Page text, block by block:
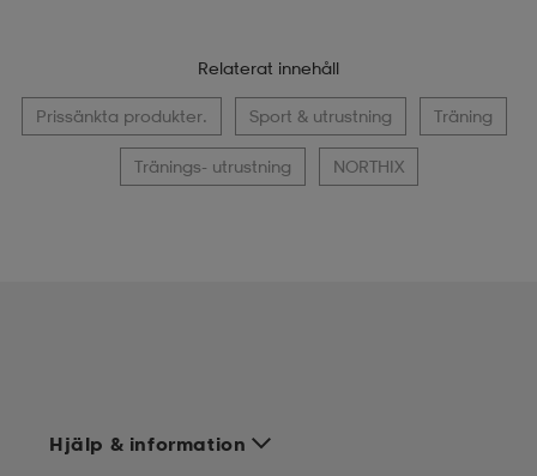
Relaterat innehåll
Prissänkta produkter. Sport & utrustning Träning
Tränings- utrustning NORTHIX
Hjälp & information